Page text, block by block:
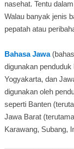
nasehat. Tentu
Walau banyak jenis
pepatah atau
Bahasa Jawa
digunakan
Yogyakarta, dan
digunakan oleh
seperti Banten
Jawa Barat
Karawang, Subang,